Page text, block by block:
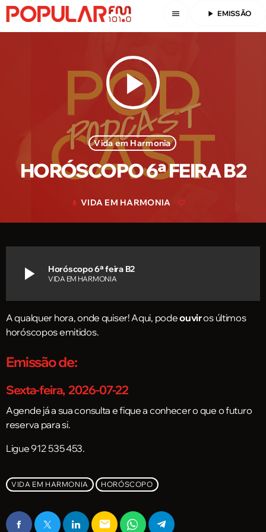
menu play_arrow EMISSÃO
play_arrow
Vida em Harmonia
HORÓSCOPO 6ª FEIRA B2
mic VIDA EM HARMONIA
play_arrow Horóscopo 6ª feira B2
VIDA EM HARMONIA
A qualquer hora, onde quiser! Aqui, podeouviros últimos
horóscoposemitidos.
Emissão de:
Sexta-feira, 2026-07-22
Agende já a sua consulta e fique a conhecer o que o futuro
reserva para si.
Ligue 912 535 453.
VIDA EM HARMONIA HORÓSCOPO
email